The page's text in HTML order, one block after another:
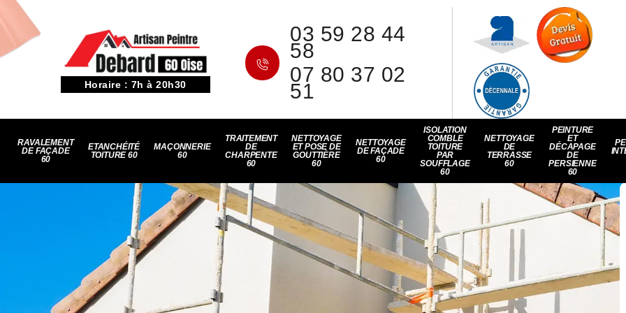
Horaire : 7h à 20h30
03 59 28 44
58
07 80 37 02
51
RAVALEMENT
DE FAÇADE
60
ETANCHÉITÉ
TOITURE 60
MAÇONNERIE
60
TRAITEMENT
DE
CHARPENTE
60
NETTOYAGE
ET POSE DE
GOUTTIÈRE
60
NETTOYAGE
DE FAÇADE
60
ISOLATION
COMBLE
TOITURE
PAR
SOUFFLAGE
60
NETTOYAGE
DE
TERRASSE
60
PEINTURE
ET
DÉCAPAGE
DE
PERSIENNE
60